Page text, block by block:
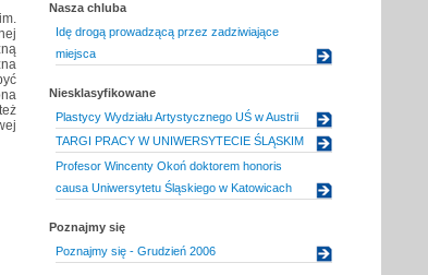
Nasza chluba
Idę drogą prowadzącą przez zadziwiające
miejsca
Niesklasyfikowane
Plastycy Wydziału Artystycznego UŚ w Austrii
TARGI PRACY W UNIWERSYTECIE ŚLĄSKIM
Profesor Wincenty Okoń doktorem honoris
causa Uniwersytetu Śląskiego w Katowicach
Poznajmy się
Poznajmy się - Grudzień 2006